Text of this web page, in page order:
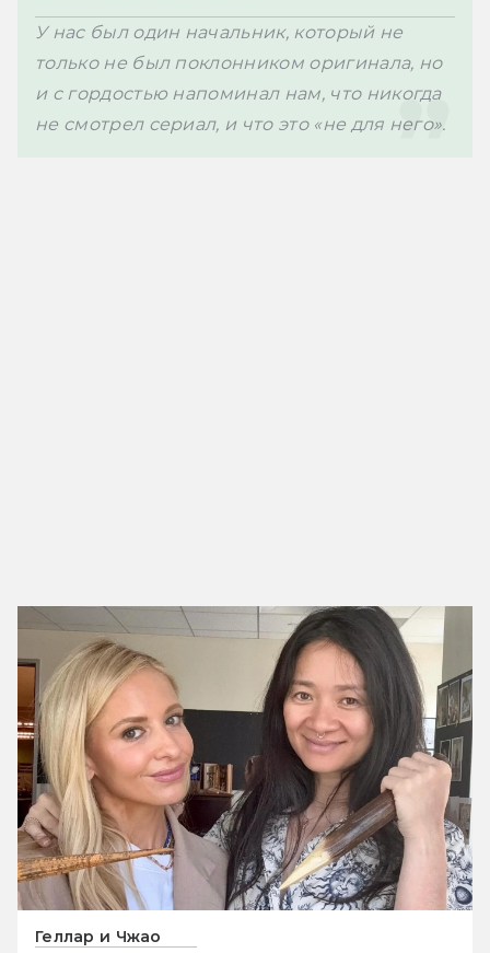
У нас был один начальник, который не
только не был поклонником оригинала, но
и с гордостью напоминал нам, что никогда
Геллар и Чжао